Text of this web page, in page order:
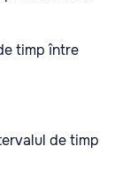
timp între
de timp